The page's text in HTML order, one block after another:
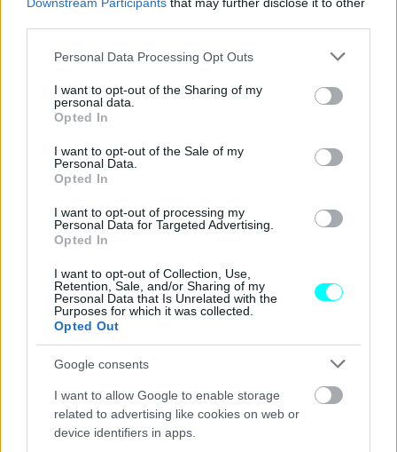
Please note that this website/app uses one or more Google
not limited to your visit or usage behaviour. You may click to
grant or deny consent to Google and its third-party tags to
use your data for below specified purposes in below Google
consent section.
Personal Data Processing Opt Outs
I want to opt-out of the Sharing of my
personal data.
Opted In
I want to opt-out of the Sale of my
Personal Data.
Opted In
I want to opt-out of processing my
Personal Data for Targeted Advertising.
Opted In
I want to opt-out of Collection, Use,
Retention, Sale, and/or Sharing of my
Personal Data that Is Unrelated with the
Purposes for which it was collected.
Opted Out
Google consents
I want to allow Google to enable storage
related to advertising like cookies on web or
device identifiers in apps.
μήνες, με πολύ χαμηλή τιμή εκκίνησης που θα αυξηθεί
ανάλογα με τη ζήτηση.
Μεταξύ των πιο χαρακτηριστικών παραδειγμάτων υπήρξει
πρώτη στρατιωτική 4κίνητη Porsche στην
ιστορία,ένα μοναδικό όχημα που φέρει την υπογραφή
του Ferdinand Porsche, ενώ ιδιαίτερο ενδιαφέρον
Kogata του ιαπωνικού στρατού.